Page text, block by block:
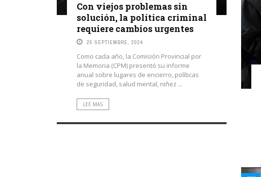
Con viejos problemas sin
solución, la política criminal
requiere cambios urgentes
25 SEPTIEMBRE, 2024
Como cada año, la Comisión Provincial por
la Memoria (CPM) presentó su informe
anual sobre lugares de encierro, políticas
de seguridad, salud mental, niñez ...
LEE MAS